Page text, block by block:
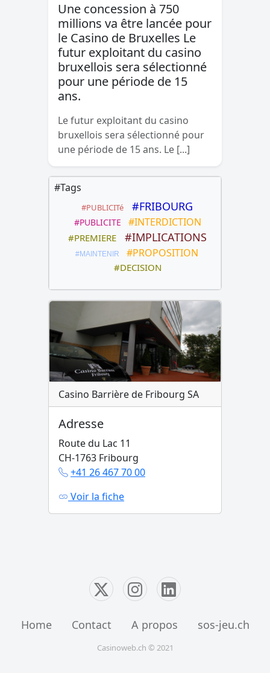
Une concession à 750
millions va être lancée pour
le Casino de Bruxelles Le
futur exploitant du casino
bruxellois sera sélectionné
pour une période de 15
ans.
Le futur exploitant du casino
bruxellois sera sélectionné pour
une période de 15 ans. Le [...]
#Tags
#PUBLICITé #FRIBOURG
#PUBLICITE #INTERDICTION
#PREMIERE #IMPLICATIONS
#MAINTENIR #PROPOSITION
#DECISION
Casino Barrière de Fribourg SA
Adresse
Route du Lac 11
CH-1763 Fribourg
+41 26 467 70 00
Voir la fiche
Home Contact A propos sos-jeu.ch
Casinoweb.ch © 2021